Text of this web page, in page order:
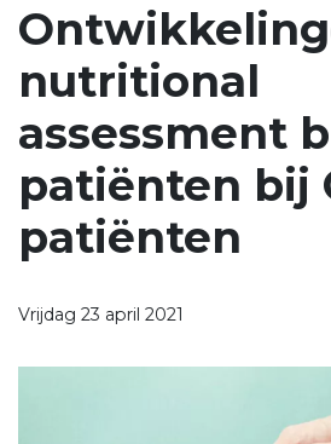
nutritional
assessment
patiënten bij
patiënten
Vrijdag 23 april 2021